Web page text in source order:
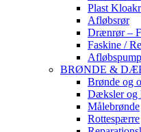
Plast
Afløbsrør
Drænrør –
Faskine /
BRØNDE &
Brønde og
Dæksler og
Målebrønde
Rottespærre